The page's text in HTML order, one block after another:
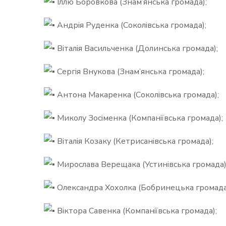
Андрія Руденка (Соколівська громада);
Віталія Васильченка (Долинська громада);
Сергія Внукова (Знам’янська громада);
Антона Макаренка (Соколівська громада);
Миколу Зосіменка (Компаніївська громада);
Віталія Козаку (Кетрисанівська громада);
Мирослава Верещака (Устинівська
Олександра Хохолка (Бобринецька
Віктора Савенка (Компаніївська громада);